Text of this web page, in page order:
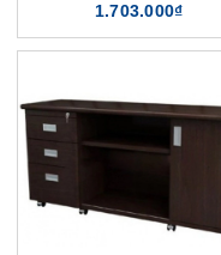
1.703.000₫